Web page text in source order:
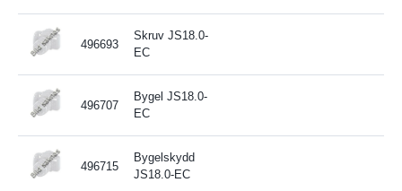
496693
Skruv JS18.0-
EC
496707
Bygel JS18.0-
EC
496715
Bygelskydd
JS18.0-EC